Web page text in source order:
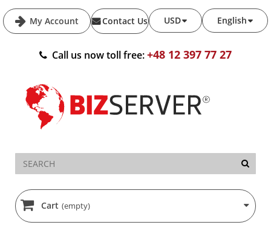
My Account English
USD
Contact Us
Call us now toll free:+48 12 397 77 27
Cart (empty)